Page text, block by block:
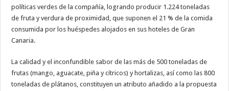
políticas verdes de la compañía, logrando producir 1.224 toneladas
de fruta y verdura de proximidad, que suponen el 21 % de la comida
consumida por los huéspedes alojados en sus hoteles de Gran
Canaria.
La calidad y el inconfundible sabor de las más de 500 toneladas de
frutas (mango, aguacate, piña y cítricos) y hortalizas, así como las 800
toneladas de plátanos, constituyen un atributo añadido a la propuesta